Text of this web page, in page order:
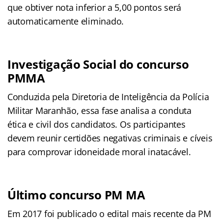
que obtiver nota inferior a 5,00 pontos será
automaticamente eliminado.
Investigação Social do concurso
PMMA
Conduzida pela Diretoria de Inteligência da Polícia
Militar Maranhão, essa fase analisa a conduta
ética e civil dos candidatos. Os participantes
devem reunir certidões negativas criminais e cíveis
para comprovar idoneidade moral inatacável.
Último concurso PM MA
Em 2017 foi publicado o edital mais recente da PM